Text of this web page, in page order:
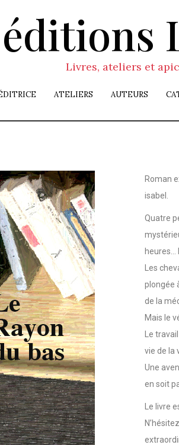
éditions
Livres, ateliers et
ATELIERS AUTEURS
Roman
isabel.
Quatre
heures…
Les
plongée
de la
Mais le
Le
vie de la
Une
en soit
Le livre